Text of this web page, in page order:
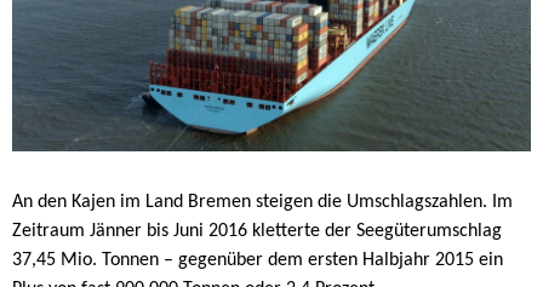
An den Kajen im Land Bremen steigen die Umschlagszahlen. Im
Zeitraum Jänner bis Juni 2016 kletterte der Seegüterumschlag
37,45 Mio. Tonnen – gegenüber dem ersten Halbjahr 2015 ein